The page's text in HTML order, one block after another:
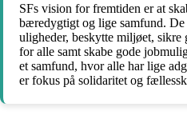
SFs vision for fremtiden er at
bæredygtigt og lige samfund. De
uligheder, beskytte miljøet, sikre
for alle samt skabe gode
et samfund, hvor alle har lige
er fokus på solidaritet og